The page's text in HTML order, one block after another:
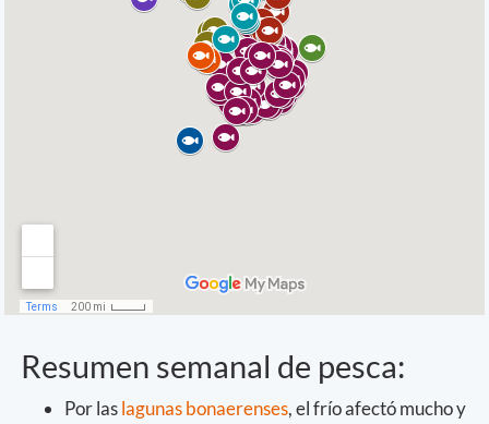
Resumen semanal de pesca:
Por laslagunas bonaerenses, el frío afectó mucho y